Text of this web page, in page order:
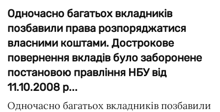
Одночасно багатьох вкладників
позбавили права розпоряджатися
власними коштами. Дострокове
повернення вкладів було заборонене
постановою правління НБУ від
11.10.2008 р...
Одночасно багатьох вкладників позбавили